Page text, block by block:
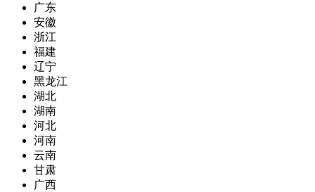
广东
安徽
浙江
福建
辽宁
黑龙江
湖北
湖南
河北
河南
云南
甘肃
广西